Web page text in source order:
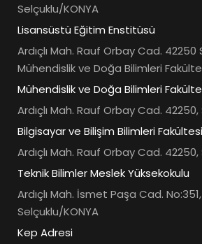
Selçuklu/KONYA
Lisansüstü Eğitim Enstitüsü
Ardıçlı Mah. Rauf Orbay Cad. 42250
Mühendislik ve Doğa Bilimleri
Mühendislik ve Doğa Bilimleri
Ardıçlı Mah. Rauf Orbay Cad.
Bilgisayar ve Bilişim Bilimleri Fakültesi
Ardıçlı Mah. Rauf Orbay Cad.
Teknik Bilimler Meslek Yüksekokulu
Ardıçlı Mah. İsmet Paşa Cad.
Selçuklu/KONYA
Kep Adresi